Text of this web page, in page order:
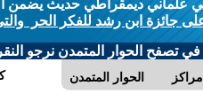
ديمقراطي حديث يضمن
جائزة ابن رشد للفكر الحر
تصفح الحوار المتمدن نرجو
الحوار المتمدن مراكز